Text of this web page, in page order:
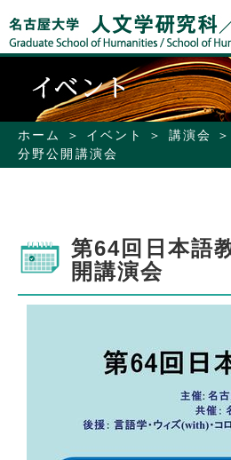
ホーム イベント 講演会
分野公開講演会
第64回日本語
開講演会